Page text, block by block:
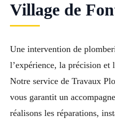
Village de
Une intervention de
l’expérience, la précision
Notre service de Travaux
vous garantit un
réalisons les réparations,